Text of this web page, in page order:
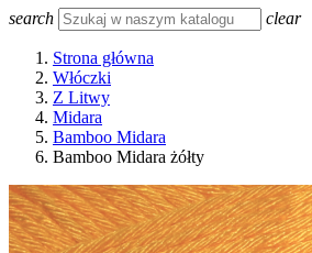
search clear
Strona główna
Włóczki
Z Litwy
Midara
Bamboo Midara
Bamboo Midara żółty